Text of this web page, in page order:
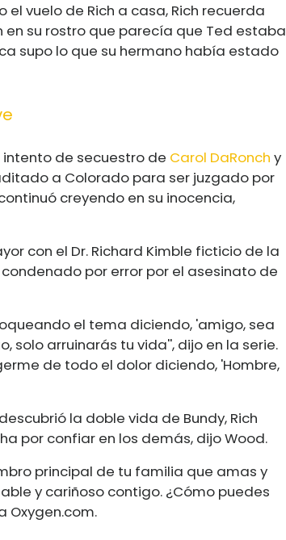
vuelo de Rich a casa, Rich recuerda
en su rostro que parecía que Ted estaba
supo lo que su hermano había estado
intento de secuestro de Carol DaRonch y
a Colorado para ser juzgado por
creyendo en su inocencia,
con el Dr. Richard Kimble ficticio de la
por error por el asesinato de
el tema diciendo, 'amigo, sea
solo arruinarás tu vida'', dijo en la serie.
de todo el dolor diciendo, 'Hombre,
la doble vida de Bundy, Rich
por confiar en los demás, dijo Wood.
principal de tu familia que amas y
y cariñoso contigo. ¿Cómo puedes
Oxygen.com.